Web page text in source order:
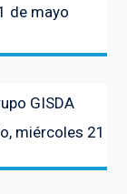
de mayo
GISDA
miércoles 21